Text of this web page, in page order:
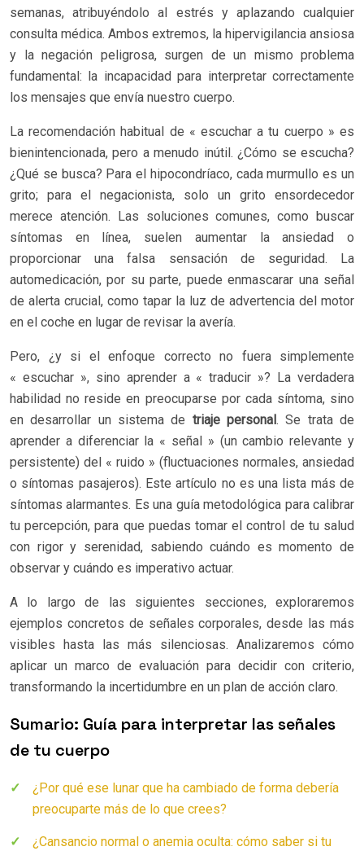
semanas, atribuyéndolo al estrés y aplazando cualquier
consulta médica. Ambos extremos, la hipervigilancia ansiosa
y la negación peligrosa, surgen de un mismo problema
fundamental: la incapacidad para interpretar correctamente
los mensajes que envía nuestro cuerpo.
La recomendación habitual de « escuchar a tu cuerpo » es
bienintencionada, pero a menudo inútil. ¿Cómo se escucha?
¿Qué se busca? Para el hipocondríaco, cada murmullo es un
grito; para el negacionista, solo un grito ensordecedor
merece atención. Las soluciones comunes, como buscar
síntomas en línea, suelen aumentar la ansiedad o
proporcionar una falsa sensación de seguridad. La
automedicación, por su parte, puede enmascarar una señal
de alerta crucial, como tapar la luz de advertencia del motor
en el coche en lugar de revisar la avería.
Pero, ¿y si el enfoque correcto no fuera simplemente
« escuchar », sino aprender a « traducir »? La verdadera
habilidad no reside en preocuparse por cada síntoma, sino
en desarrollar un sistema de triaje personal. Se trata de
aprender a diferenciar la « señal » (un cambio relevante y
persistente) del « ruido » (fluctuaciones normales, ansiedad
o síntomas pasajeros). Este artículo no es una lista más de
síntomas alarmantes. Es una guía metodológica para calibrar
tu percepción, para que puedas tomar el control de tu salud
con rigor y serenidad, sabiendo cuándo es momento de
observar y cuándo es imperativo actuar.
A lo largo de las siguientes secciones, exploraremos
ejemplos concretos de señales corporales, desde las más
visibles hasta las más silenciosas. Analizaremos cómo
aplicar un marco de evaluación para decidir con criterio,
transformando la incertidumbre en un plan de acción claro.
Sumario: Guía para interpretar las señales
de tu cuerpo
¿Por qué ese lunar que ha cambiado de forma debería
preocuparte más de lo que crees?
¿Cansancio normal o anemia oculta: cómo saber si tu